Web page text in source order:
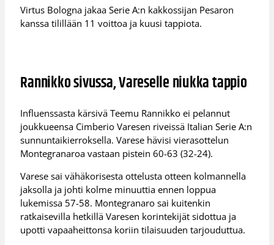
Virtus Bologna jakaa Serie A:n kakkossijan Pesaron
kanssa tilillään 11 voittoa ja kuusi tappiota.
Rannikko sivussa, Vareselle niukka tappio
Influenssasta kärsivä Teemu Rannikko ei pelannut
joukkueensa Cimberio Varesen riveissä Italian Serie A:n
sunnuntaikierroksella. Varese hävisi vierasottelun
Montegranaroa vastaan pistein 60-63 (32-24).
Varese sai vähäkorisesta ottelusta otteen kolmannella
jaksolla ja johti kolme minuuttia ennen loppua
lukemissa 57-58. Montegranaro sai kuitenkin
ratkaisevilla hetkillä Varesen korintekijät sidottua ja
upotti vapaaheittonsa koriin tilaisuuden tarjouduttua.